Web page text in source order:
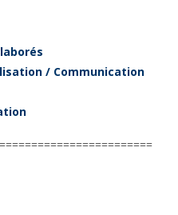
/ Communication